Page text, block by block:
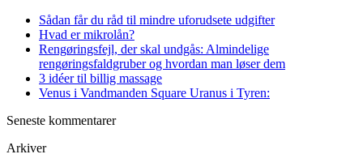
Sådan får du råd til mindre uforudsete udgifter
Hvad er mikrolån?
Rengøringsfejl, der skal undgås: Almindelige
rengøringsfaldgruber og hvordan man løser dem
3 idéer til billig massage
Venus i Vandmanden Square Uranus i Tyren:
Seneste kommentarer
Arkiver